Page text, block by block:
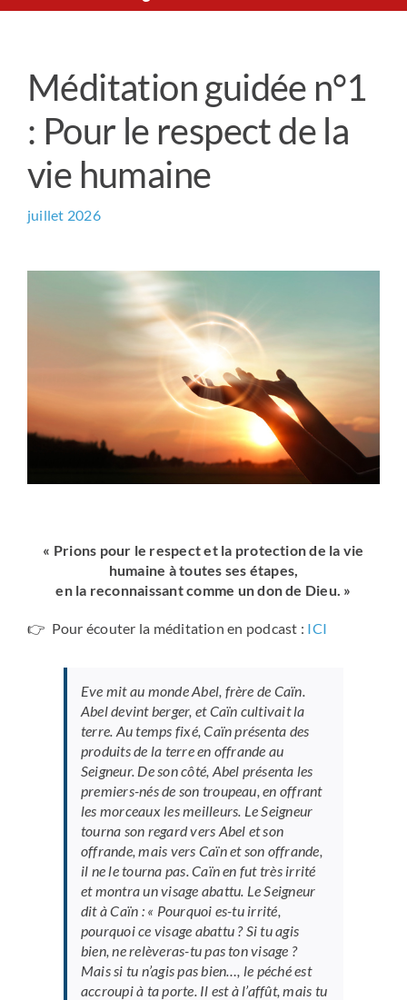
Prière universelle
Qui sommes-nous ?
Contact
Méditation guidée n°1
: Pour le respect de la
vie humaine
juillet 2026
« Prions pour le respect et la protection de la vie
humaine à toutes ses étapes,
en la reconnaissant comme un don de Dieu. »
👉 Pour écouter la méditation en podcast : ICI
Eve mit au monde Abel, frère de Caïn.
Abel devint berger, et Caïn cultivait la
terre. Au temps fixé, Caïn présenta des
produits de la terre en offrande au
Seigneur. De son côté, Abel présenta les
premiers-nés de son troupeau, en offrant
les morceaux les meilleurs. Le Seigneur
tourna son regard vers Abel et son
offrande, mais vers Caïn et son offrande,
il ne le tourna pas. Caïn en fut très irrité
et montra un visage abattu. Le Seigneur
dit à Caïn : « Pourquoi es-tu irrité,
pourquoi ce visage abattu ? Si tu agis
bien, ne relèveras-tu pas ton visage ?
Mais si tu n’agis pas bien…, le péché est
accroupi à ta porte. Il est à l’affût, mais tu